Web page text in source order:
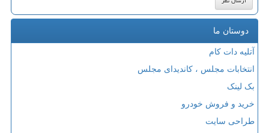
دوستان ما
آتلیه دات کام
انتخابات مجلس ، کاندیدای مجلس
بک لینک
خرید و فروش خودرو
طراحی سایت